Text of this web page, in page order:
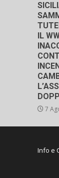
IL
7
Info e